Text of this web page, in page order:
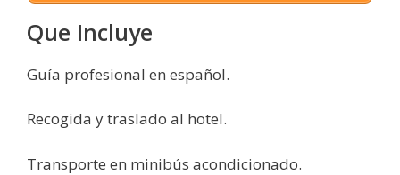
Que Incluye
Guía profesional en español.
Recogida y traslado al hotel.
Transporte en minibús acondicionado.